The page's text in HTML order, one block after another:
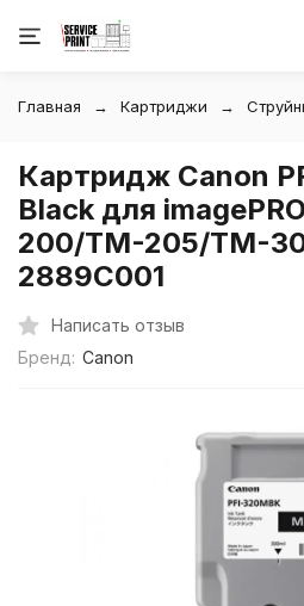
Главная Картриджи
Картридж Canon
Black для
200/TM-205/TM-
2889C001
Написать отзыв
Бренд: Canon